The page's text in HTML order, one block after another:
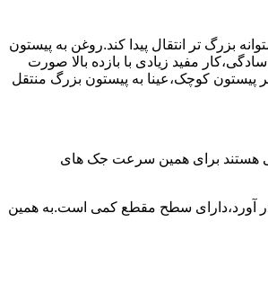
بزرگ تر انتقال پیدا کند.روغن به پیستون
مفید زیادی با بازده بالا صورت
پیستون کوچک،عینا به پیستون بزرگ منتقل
هستند برای همین سرعت جک های
آورد،دارای سطح مقطع کمی است.به همین